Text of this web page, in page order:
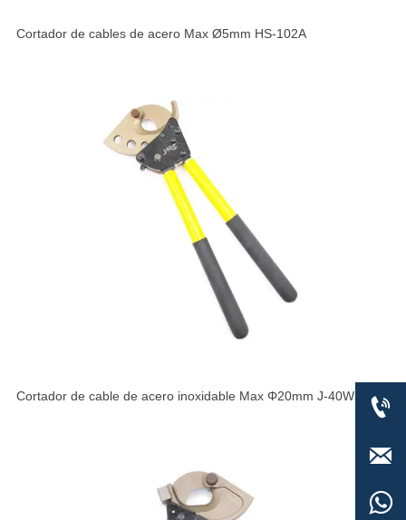
Cortador de cables de acero Max Ø5mm HS-102A
Cortador de cable de acero inoxidable Max Φ20mm J-40W


